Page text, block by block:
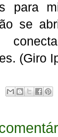
para
se
(Giro